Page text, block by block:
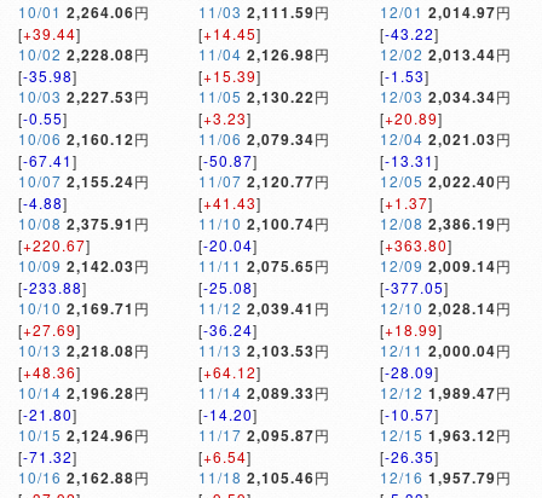
10/01 2,264.06円
[+39.44]
10/02 2,228.08円
[-35.98]
10/03 2,227.53円
[-0.55]
10/06 2,160.12円
[-67.41]
10/07 2,155.24円
[-4.88]
10/08 2,375.91 円
[+220.67]
10/09 2,142.03円
[-233.88]
10/10 2,169.71 円
[+27.69]
10/13 2,218.08円
[+48.36]
10/14 2,196.28円
[-21.80]
10/15 2,124.96円
[-71.32]
10/16 2,162.88円
11/03 2,111.59円
[+14.45]
11/04 2,126.98円
[+15.39]
11/05 2,130.22円
[+3.23]
11/06 2,079.34円
[-50.87]
11/07 2,120.77円
[+41.43]
11/10 2,100.74円
[-20.04]
11/11 2,075.65円
[-25.08]
11/12 2,039.41 円
[-36.24]
11/13 2,103.53円
[+64.12]
11/14 2,089.33円
[-14.20]
11/17 2,095.87円
[+6.54]
11/18 2,105.46円
12/01 2,014.97円
[-43.22]
12/02 2,013.44円
[-1.53]
12/03 2,034.34円
[+20.89]
12/04 2,021.03円
[-13.31]
12/05 2,022.40円
[+1.37]
12/08 2,386.19円
[+363.80]
12/09 2,009.14円
[-377.05]
12/10 2,028.14円
[+18.99]
12/11 2,000.04円
[-28.09]
12/12 1,989.47円
[-10.57]
12/15 1,963.12円
[-26.35]
12/16 1,957.79円